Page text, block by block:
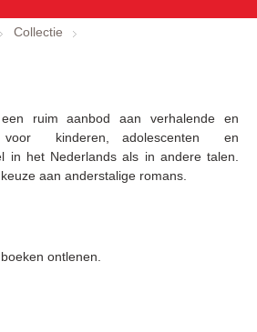
Collectie
ruim aanbod aan verhalende en
voor kinderen, adolescenten en
in het Nederlands als in andere talen.
aan anderstalige romans.
ontlenen.